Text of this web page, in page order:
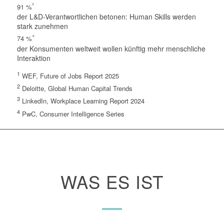
91 %³
der L&D-Verantwortlichen betonen: Human Skills werden
stark zunehmen
74 %⁴
der Konsumenten weltweit wollen künftig mehr menschliche
Interaktion
1 WEF, Future of Jobs Report 2025
2Deloitte, Global Human Capital Trends
3LinkedIn, Workplace Learning Report 2024
4PwC, Consumer Intelligence Series
WAS ES IST